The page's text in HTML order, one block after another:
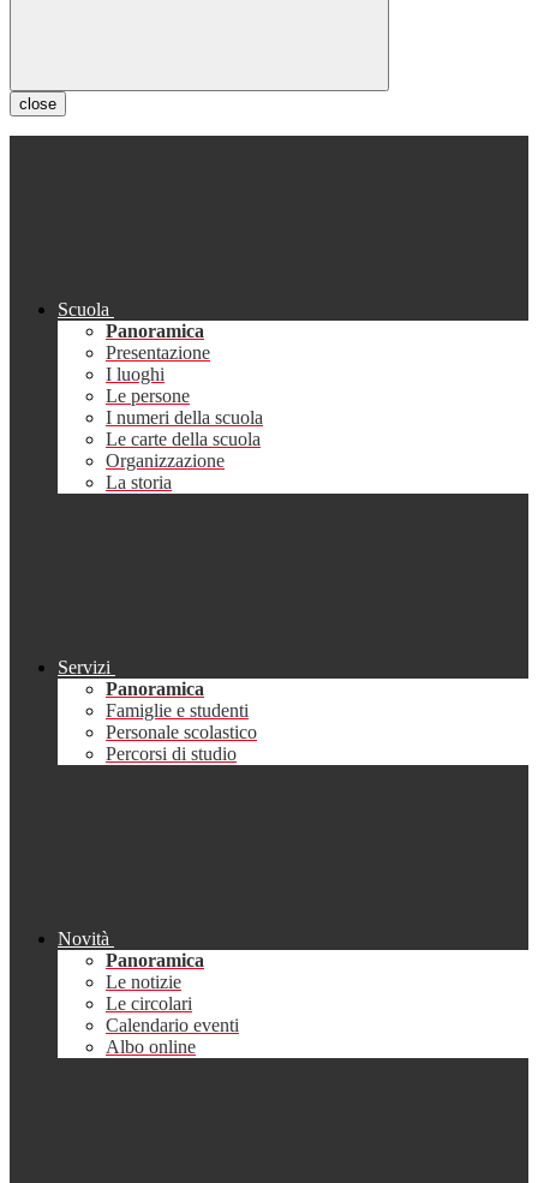
close
Scuola
Panoramica
Presentazione
I luoghi
Le persone
I numeri della scuola
Le carte della scuola
Organizzazione
La storia
Servizi
Panoramica
Famiglie e studenti
Personale scolastico
Percorsi di studio
Novità
Panoramica
Le notizie
Le circolari
Calendario eventi
Albo online